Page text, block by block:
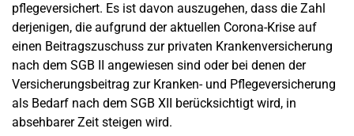
pflegeversichert. Es ist davon auszugehen, dass die Zahl
derjenigen, die aufgrund der aktuellen Corona-Krise auf
einen Beitragszuschuss zur privaten Krankenversicherung
nach dem SGB II angewiesen sind oder bei denen der
Versicherungsbeitrag zur Kranken- und Pflegeversicherung
als Bedarf nach dem SGB XII berücksichtigt wird, in
absehbarer Zeit steigen wird.